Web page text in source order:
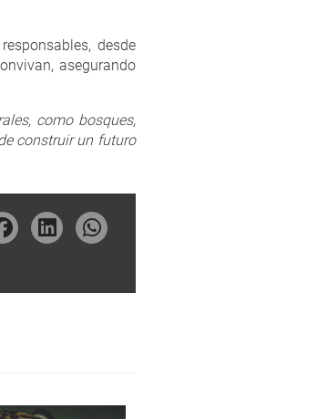
desde
asegurando
como bosques,
construir un futuro